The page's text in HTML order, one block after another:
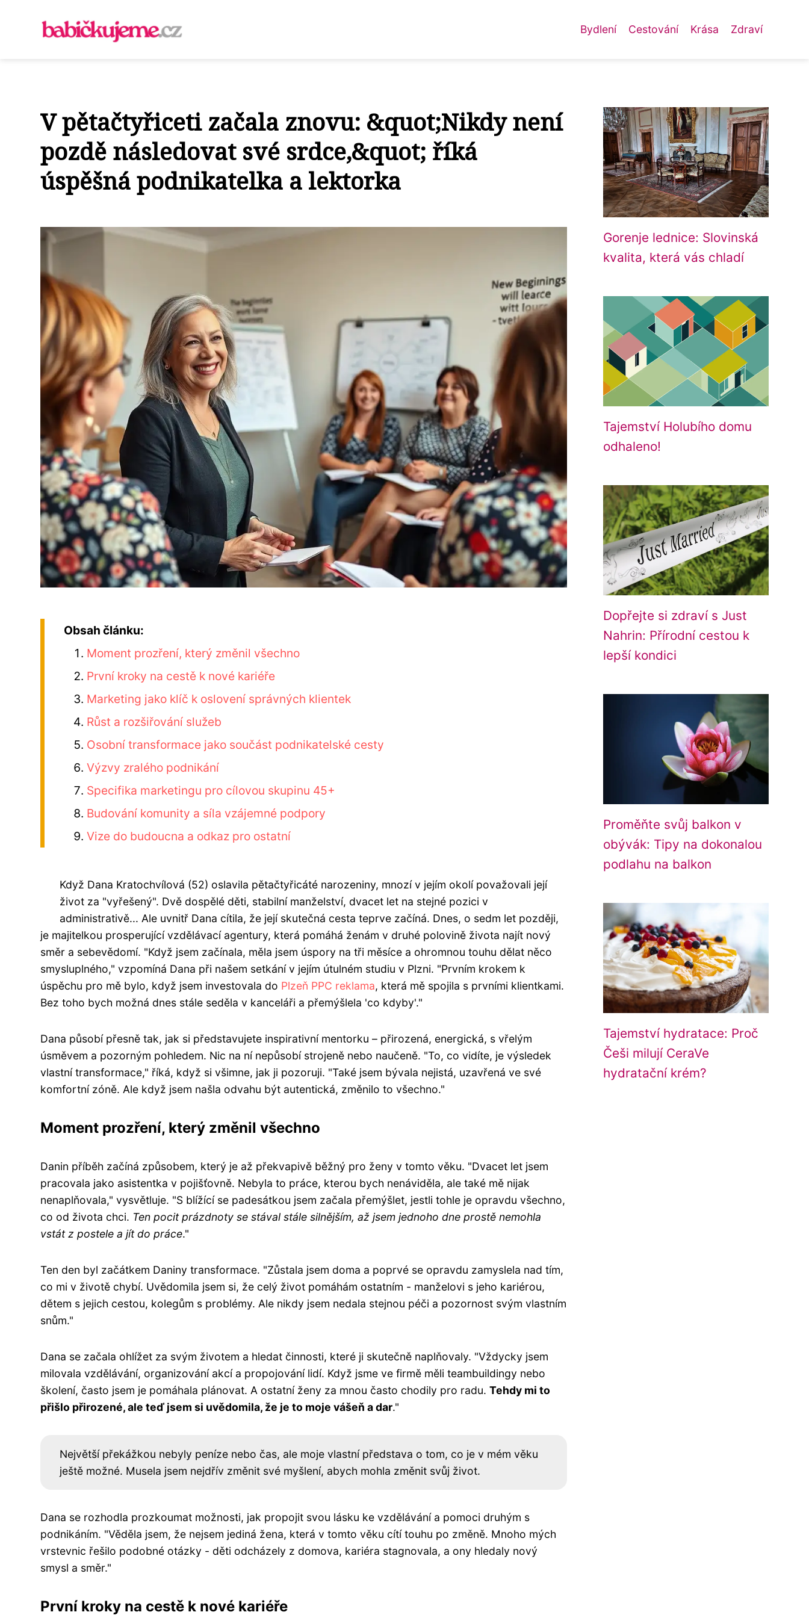
Bydlení Cestování Krása Zdraví
V pětačtyřiceti začala znovu: &quot;Nikdy není
pozdě následovat své srdce,&quot; říká
úspěšná podnikatelka a lektorka
Obsah článku:
Moment prozření, který změnil všechno
První kroky na cestě k nové kariéře
Marketing jako klíč k oslovení správných klientek
Růst a rozšiřování služeb
Osobní transformace jako součást podnikatelské cesty
Výzvy zralého podnikání
Specifika marketingu pro cílovou skupinu 45+
Budování komunity a síla vzájemné podpory
Vize do budoucna a odkaz pro ostatní
Když Dana Kratochvílová (52) oslavila pětačtyřicáté narozeniny, mnozí v jejím okolí považovali její
život za "vyřešený". Dvě dospělé děti, stabilní manželství, dvacet let na stejné pozici v
administrativě... Ale uvnitř Dana cítila, že její skutečná cesta teprve začíná. Dnes, o sedm let později,
je majitelkou prosperující vzdělávací agentury, která pomáhá ženám v druhé polovině života najít nový
směr a sebevědomí. "Když jsem začínala, měla jsem úspory na tři měsíce a ohromnou touhu dělat něco
smysluplného," vzpomíná Dana při našem setkání v jejím útulném studiu v Plzni. "Prvním krokem k
úspěchu pro mě bylo, když jsem investovala do Plzeň PPC reklama, která mě spojila s prvními klientkami.
Bez toho bych možná dnes stále seděla v kanceláři a přemýšlela 'co kdyby'."
Dana působí přesně tak, jak si představujete inspirativní mentorku – přirozená, energická, s vřelým
úsměvem a pozorným pohledem. Nic na ní nepůsobí strojeně nebo naučeně. "To, co vidíte, je výsledek
vlastní transformace," říká, když si všimne, jak ji pozoruji. "Také jsem bývala nejistá, uzavřená ve své
komfortní zóně. Ale když jsem našla odvahu být autentická, změnilo to všechno."
Moment prozření, který změnil všechno
Danin příběh začíná způsobem, který je až překvapivě běžný pro ženy v tomto věku. "Dvacet let jsem
pracovala jako asistentka v pojišťovně. Nebyla to práce, kterou bych nenáviděla, ale také mě nijak
nenaplňovala," vysvětluje. "S blížící se padesátkou jsem začala přemýšlet, jestli tohle je opravdu všechno,
co od života chci. Ten pocit prázdnoty se stával stále silnějším, až jsem jednoho dne prostě nemohla
vstát z postele a jít do práce."
Ten den byl začátkem Daniny transformace. "Zůstala jsem doma a poprvé se opravdu zamyslela nad tím,
co mi v životě chybí. Uvědomila jsem si, že celý život pomáhám ostatním - manželovi s jeho kariérou,
dětem s jejich cestou, kolegům s problémy. Ale nikdy jsem nedala stejnou péči a pozornost svým vlastním
snům."
Dana se začala ohlížet za svým životem a hledat činnosti, které ji skutečně naplňovaly. "Vždycky jsem
milovala vzdělávání, organizování akcí a propojování lidí. Když jsme ve firmě měli teambuildingy nebo
školení, často jsem je pomáhala plánovat. A ostatní ženy za mnou často chodily pro radu. Tehdy mi to
přišlo přirozené, ale teď jsem si uvědomila, že je to moje vášeň a dar."
Největší překážkou nebyly peníze nebo čas, ale moje vlastní představa o tom, co je v mém věku
ještě možné. Musela jsem nejdřív změnit své myšlení, abych mohla změnit svůj život.
Dana se rozhodla prozkoumat možnosti, jak propojit svou lásku ke vzdělávání a pomoci druhým s
podnikáním. "Věděla jsem, že nejsem jediná žena, která v tomto věku cítí touhu po změně. Mnoho mých
vrstevnic řešilo podobné otázky - děti odcházely z domova, kariéra stagnovala, a ony hledaly nový
smysl a směr."
První kroky na cestě k nové kariéře
Gorenje lednice: Slovinská
kvalita, která vás chladí
Tajemství Holubího domu
odhaleno!
Dopřejte si zdraví s Just
Nahrin: Přírodní cestou k
lepší kondici
Proměňte svůj balkon v
obývák: Tipy na dokonalou
podlahu na balkon
Tajemství hydratace: Proč
Češi milují CeraVe
hydratační krém?